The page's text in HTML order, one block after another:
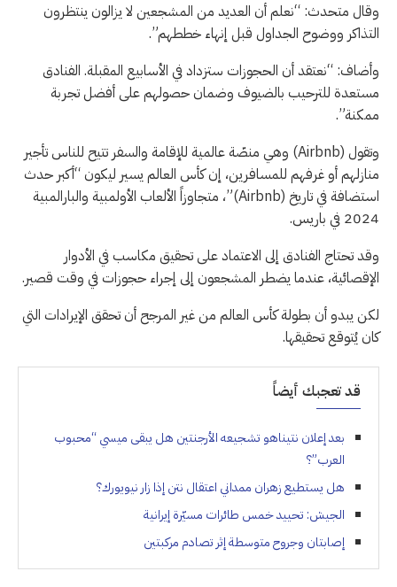
وقال متحدث: “نعلم أن العديد من المشجعين لا يزالون ينتظرون
التذاكر ووضوح الجداول قبل إنهاء خططهم”.
وأضاف: “نعتقد أن الحجوزات ستزداد في الأسابيع المقبلة. الفنادق
مستعدة للترحيب بالضيوف وضمان حصولهم على أفضل تجربة
ممكنة”.
وتقول (Airbnb) وهي منصّة عالمية للإقامة والسفر تتيح للناس تأجير
منازلهم أو غرفهم للمسافرين، إن كأس العالم يسير ليكون “أكبر حدث
استضافة في تاريخ (Airbnb)”، متجاوزاً الألعاب الأولمبية والبارالمبية
2024 في باريس.
وقد تحتاج الفنادق إلى الاعتماد على تحقيق مكاسب في الأدوار
الإقصائية، عندما يضطر المشجعون إلى إجراء حجوزات في وقت قصير.
لكن يبدو أن بطولة كأس العالم من غير المرجح أن تحقق الإيرادات التي
كان يُتوقع تحقيقها.
قد تعجبك أيضاً
بعد إعلان نتيناهو تشجيعه الأرجنتين هل يبقى ميسي “محبوب
العرب”؟
هل يستطيع زهران ممداني اعتقال نتن إذا زار نيويورك؟
الجيش: تحييد خمس طائرات مسيّرة إيرانية
إصابتان وجروح متوسطة إثر تصادم مركبتين